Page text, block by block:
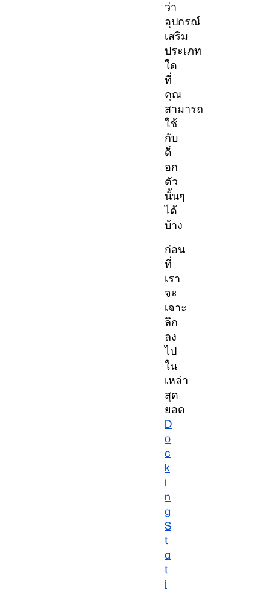
ว่า
อุปกรณ์
เสริม
ประเภท
ใด
ที่
คุณ
สามารถ
ใช้
กับ
ด็
อก
ตัว
นั้นๆ
ได้
บ้าง
ก่อน
ที่
เรา
จะ
เจาะ
ลึก
ลง
ไป
ใน
เหล่า
สุด
ยอด
D
o
c
k
i
n
g
S
t
a
t
i